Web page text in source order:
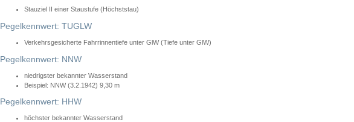
Stauziel II einer Staustufe (Höchststau)
Pegelkennwert: TUGLW
Verkehrsgesicherte Fahrrinnentiefe unter GlW (Tiefe unter GlW)
Pegelkennwert: NNW
niedrigster bekannter Wasserstand
Beispiel: NNW (3.2.1942) 9,30 m
Pegelkennwert: HHW
höchster bekannter Wasserstand